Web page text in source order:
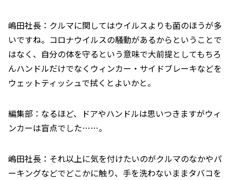
嶋田社長：クルマに関してはウイルスよりも菌のほうが多
いですね。コロナウイルスの騒動があるからということで
はなく、自分の体を守るという意味で大前提としてもちろ
んハンドルだけでなくウィンカー・サイドブレーキなどを
ウェットティッシュで拭くとよいかと。
編集部：なるほど、ドアやハンドルは思いつきますがウィ
ンカーは盲点でした……。
嶋田社長：それ以上に気を付けたいのがクルマのなかやパ
ーキングなどでどこかに触り、手を洗わないままタバコを